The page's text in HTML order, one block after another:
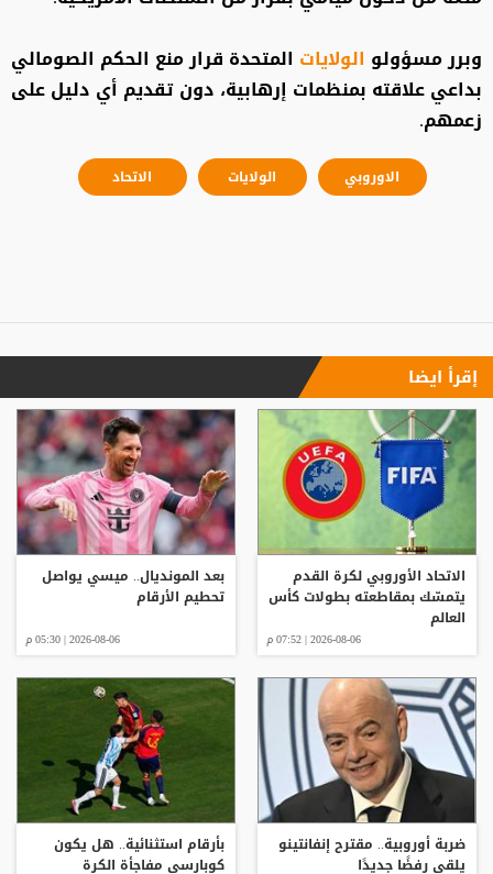
وبرر مسؤولو الولايات المتحدة قرار منع الحكم الصومالي
بداعي علاقته بمنظمات إرهابية، دون تقديم أي دليل على
زعمهم.
الاوروبي الولايات الاتحاد
إقرأ ايضا
الاتحاد الأوروبي لكرة القدم
يتمسّك بمقاطعته بطولات كأس
العالم
2026-08-06 | 07:52 م
بعد المونديال.. ميسي يواصل
تحطيم الأرقام
2026-08-06 | 05:30 م
ضربة أوروبية.. مقترح إنفانتينو
يلقى رفضًا جديدًا
بأرقام استثنائية.. هل يكون
كوبارسي مفاجأة الكرة